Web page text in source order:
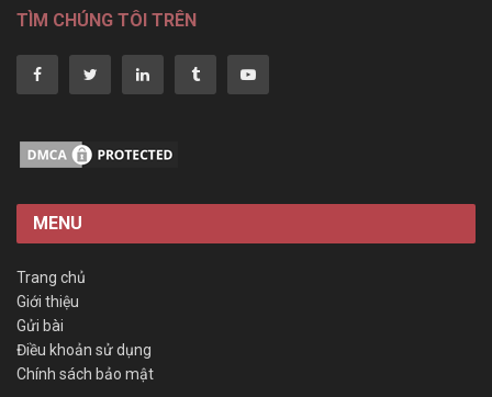
TÌM CHÚNG TÔI TRÊN
MENU
Trang chủ
Giới thiệu
Gửi bài
Điều khoản sử dụng
Chính sách bảo mật